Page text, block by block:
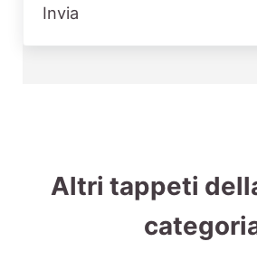
Invia
Altri tappeti